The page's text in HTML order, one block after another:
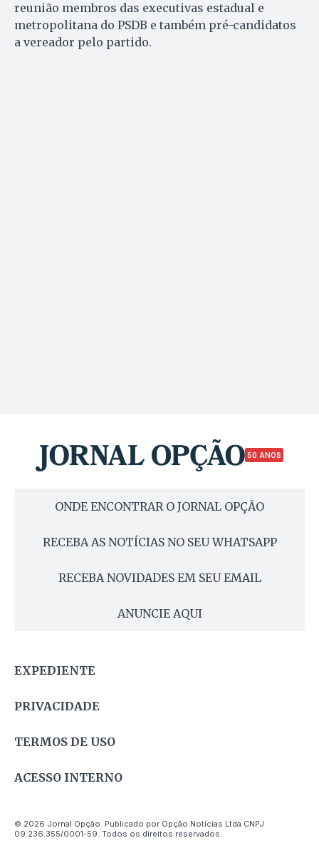
reunião membros das executivas estadual e
metropolitana do PSDB e também pré-candidatos
a vereador pelo partido.
50 ANOS
ONDE ENCONTRAR O JORNAL OPÇÃO
RECEBA AS NOTÍCIAS NO SEU WHATSAPP
RECEBA NOVIDADES EM SEU EMAIL
ANUNCIE AQUI
EXPEDIENTE
PRIVACIDADE
TERMOS DE USO
ACESSO INTERNO
© 2026 Jornal Opção. Publicado por Opção Notícias Ltda CNPJ
09.236.355/0001-59. Todos os direitos reservados.